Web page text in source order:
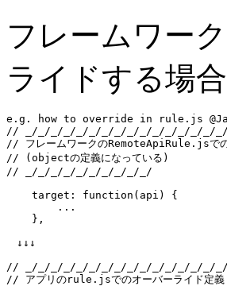
フレームワー
ライドする場
e.g. how to override in rule.js
// _/_/_/_/_/_/_/_/_/_/_/_/_/_/_/
// フレームワークのRemoteApiRule.jsで
// (objectの定義になっている)
// _/_/_/_/_/_/_/_/_/_/
    target: function(api) {
...
    },
↓↓↓
// _/_/_/_/_/_/_/_/_/_/_/_/_/_/_/
// アプリのrule.jsでのオーバーライド定義